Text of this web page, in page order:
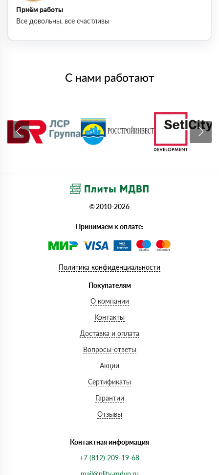
Приём работы
Все довольны, все счастливы
С нами работают
© 2010-2026
Принимаем к оплате:
Политика конфиденциальности
Покупателям
О компании
Контакты
Доставка и оплата
Вопросы-ответы
Акции
Сертификаты
Гарантии
Отзывы
Контактная информация
+7 (812) 209-19-68